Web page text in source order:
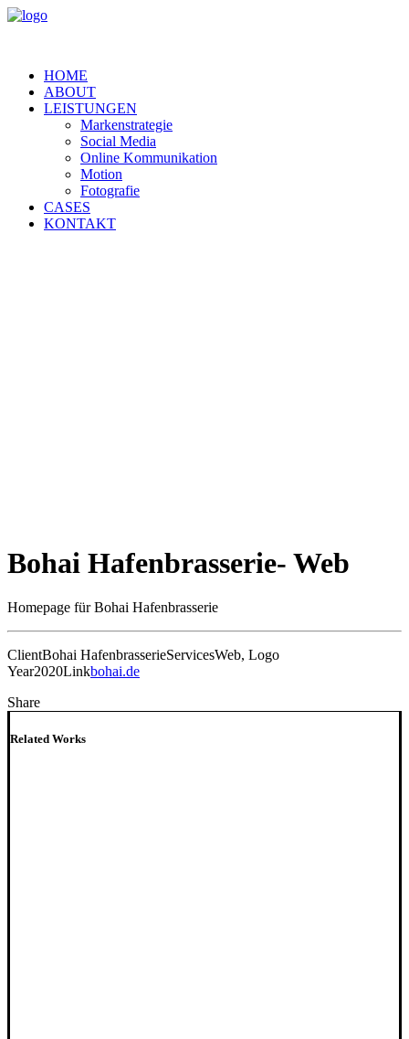
HOME
ABOUT
LEISTUNGEN
Markenstrategie
Social Media
Online Kommunikation
Motion
Fotografie
CASES
KONTAKT
Bohai Hafenbrasserie- Web
Homepage für Bohai Hafenbrasserie
ClientBohai HafenbrasserieServicesWeb, Logo
Year2020Linkbohai.de
Share
Related Works